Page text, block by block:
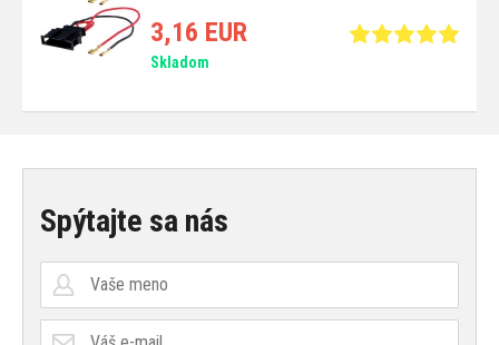
3,16 EUR
Skladom
Spýtajte sa nás